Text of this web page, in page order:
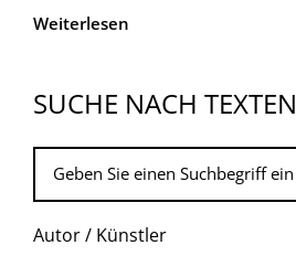
Weiterlesen
SUCHE NACH TEXTEN
Autor / Künstler